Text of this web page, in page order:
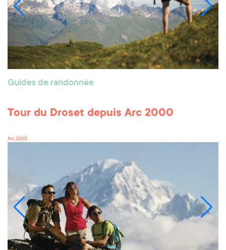
Guides de randonnée
Tour du Droset depuis Arc 2000
Arc 2000